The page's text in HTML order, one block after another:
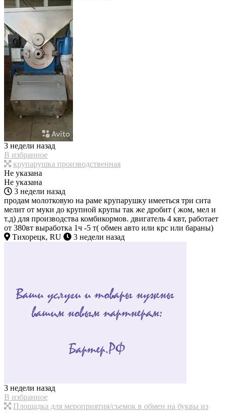
3 недели назад
В избранное
крупарушка производственная
Не указана
Не указана
3 недели назад
продам молотковую на раме крупарушку имееться три сита
мелит от муки до крупной крупы так же дробит ( жом, мел и
т.д) для производства комбикормов. двигатель 4 квт, работает
от 380вт выработка 1ч -5 т( обмен авто или крс или бараны)
Тихорецк, RU
3 недели назад
3 недели назад
В избранное
Площадка для мероприятия/съемок в обмен на буквы из